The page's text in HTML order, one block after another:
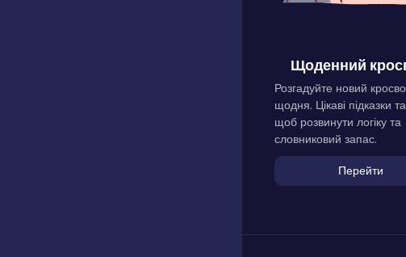
Щоденний
Розгадуйте новий
щодня. Цікаві підказки
щоб розвинути логіку та
словниковий запас.
Перейти